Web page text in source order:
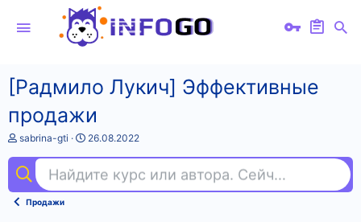
[Радмило Лукич] Эффективные
продажи
А
т
о
т
sabrina-gti
Д
а
н
26.08.2022
Найдите курс или автора. Сейчас ищут
Продажи